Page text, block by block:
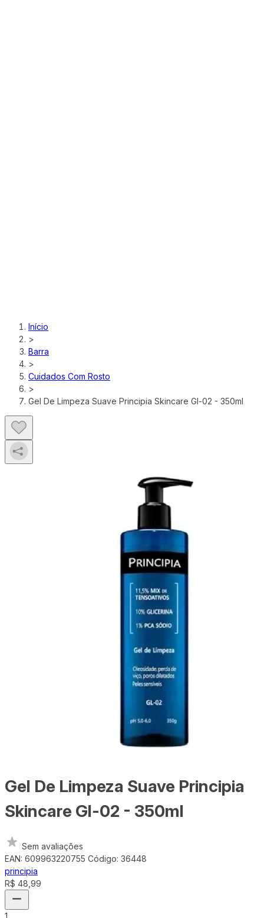
Início
>
Barra
>
Cuidados Com Rosto
>
Gel De Limpeza Suave Principia Skincare Gl-02 - 350ml
Gel De Limpeza Suave Principia
Skincare Gl-02 - 350ml
Sem avaliações
EAN: 609963220755 Código: 36448
principia
R$ 48,99
1